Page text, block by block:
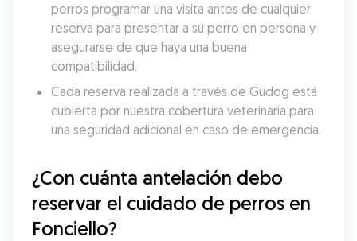
perros programar una visita antes de cualquier
reserva para presentar a su perro en persona y
asegurarse de que haya una buena
compatibilidad.
Cada reserva realizada a través de Gudog está
cubierta por nuestra cobertura veterinaria para
una seguridad adicional en caso de emergencia.
¿Con cuánta antelación debo
reservar el cuidado de perros en
Fonciello?